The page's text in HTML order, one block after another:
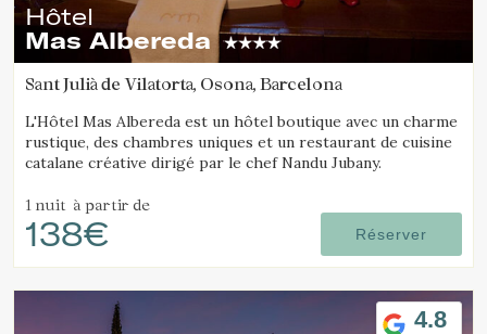
Hôtel
Mas Albereda
Sant Julià de Vilatorta, Osona, Barcelona
L'Hôtel Mas Albereda est un hôtel boutique avec un charme
rustique, des chambres uniques et un restaurant de cuisine
catalane créative dirigé par le chef Nandu Jubany.
1 nuit à partir de
138€ Réserver
4.8